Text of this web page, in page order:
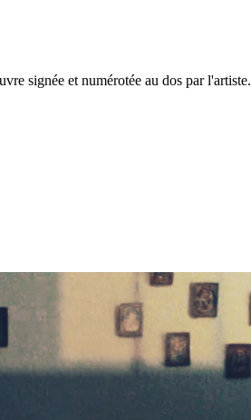
signée et numérotée au dos par l'artiste.